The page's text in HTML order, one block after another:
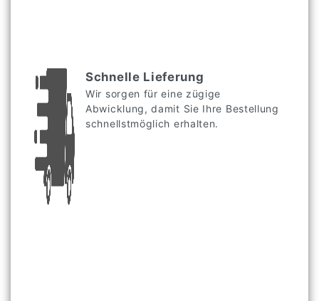
Schnelle Lieferung
Wir sorgen für eine zügige
Abwicklung, damit Sie Ihre Bestellung
schnellstmöglich erhalten.